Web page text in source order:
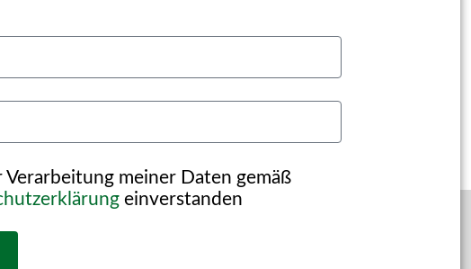
Verarbeitung meiner Daten gemäß
einverstanden